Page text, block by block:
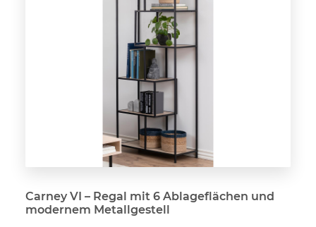
Carney VI – Regal mit 6 Ablageflächen und
modernem Metallgestell